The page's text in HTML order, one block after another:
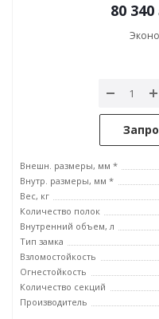
80 340
Внешн. размеры, мм *
Внутр. размеры, мм *
Вес, кг
Количество полок
Внутренний объем, л
Тип замка
Взломостойкость
Огнестойкость
Количество секций
Производитель